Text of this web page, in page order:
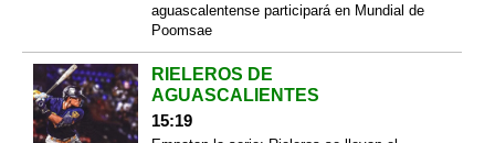
aguascalentense participará en Mundial de
Poomsae
RIELEROS DE
AGUASCALIENTES
15:19